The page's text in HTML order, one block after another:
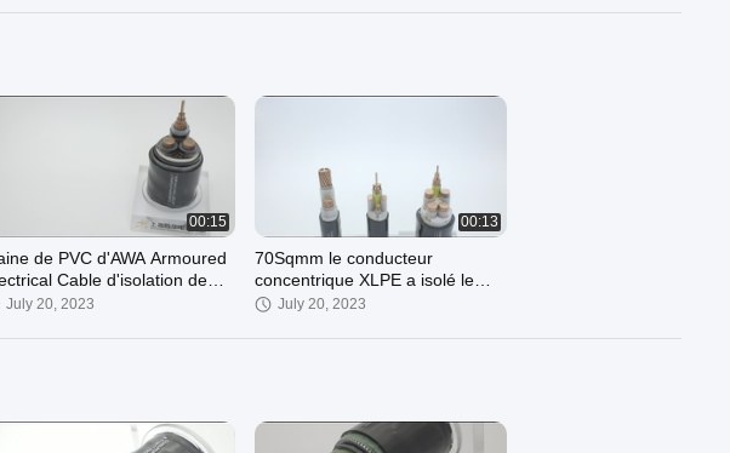
00:15
de PVC d'AWA Armoured
Cable d'isolation de
à un noyau
July 20, 2023
00:13
70Sqmm le conducteur
concentrique XLPE a isolé le
cable électrique YJV N2XCY
July 20, 2023